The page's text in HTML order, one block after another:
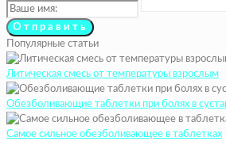
Популярные статьи
Литическая смесь от температуры взрослым
Обезболивающие таблетки при болях в
Самое сильное обезболивающее в таблетках